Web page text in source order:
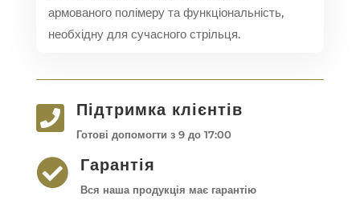
армованого полімеру та функціональність,
необхідну для сучасного стрільця.
 Підтримка клієнтів
Готові допомогти з 9 до 17:00
 Гарантія
Вся наша продукція має гарантію